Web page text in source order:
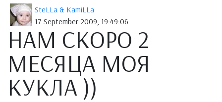
SteLLa & KamiLLa
17 September 2009, 19:49:06
НАМ СКОРО 2
МЕСЯЦА МОЯ
КУКЛА ))